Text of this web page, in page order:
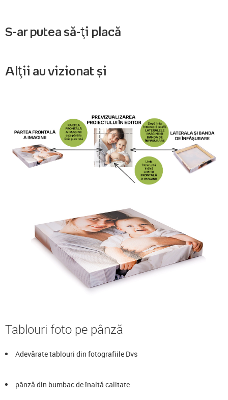
S-ar putea să-ți placă
Alții au vizionat și
Tablouri foto pe pânză
Adevărate tablouri din fotografiile Dvs
pânză din bumbac de înaltă calitate